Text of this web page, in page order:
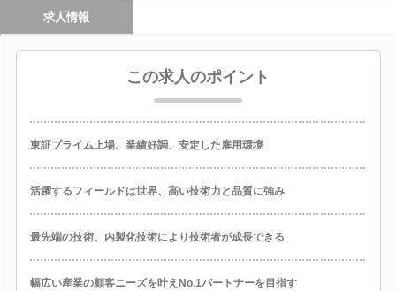
求人情報
この求人のポイント
東証プライム上場。業績好調、安定した雇用環境
活躍するフィールドは世界、高い技術力と品質に強み
最先端の技術、内製化技術により技術者が成長できる
幅広い産業の顧客ニーズを叶えNo.1パートナーを目指す